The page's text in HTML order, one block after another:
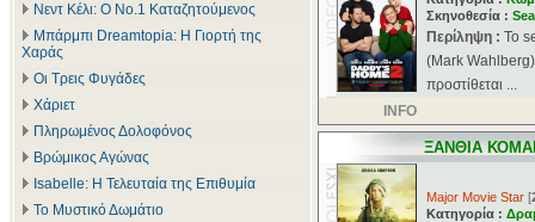
Νεντ Κέλι: Ο Νο.1 Καταζητούμενος
Μπάρμπι Dreamtopia: Η Γιορτή της
Χαράς
Οι Τρεις Φυγάδες
Χάριετ
Πληρωμένος Δολοφόνος
Βρώμικος Αγώνας
Isabelle: Η Τελευταία της Επιθυμία
Το Μυστικό Δωμάτιο
Σκηνοθεσία :
Περίληψη : Το
(Mark Wahlberg)
προστίθεται ...
INFO
ΞΑΝΘΙΑ
Major Movie Star [
Κατηγορία :